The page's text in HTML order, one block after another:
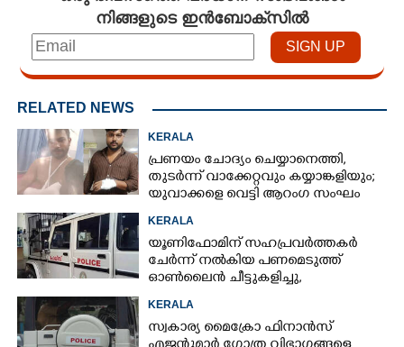
നിങ്ങളുടെ ഇൻബോക്സിൽ
RELATED NEWS
KERALA
പ്രണയം ചോദ്യം ചെയ്യാനെത്തി,​
തുടർന്ന് വാക്കേറ്റവും കയ്യാങ്കളിയും;
യുവാക്കളെ വെട്ടി ആറംഗ സംഘം
KERALA
യൂണിഫോമിന് സഹപ്രവർത്തകർ
ചേർന്ന് നൽകിയ പണമെടുത്ത്
ഓൺലൈൻ ചീട്ടുകളിച്ചു,​
രൂപ
KERALA
സ്വകാര്യ മൈക്രോ ഫിനാൻസ്